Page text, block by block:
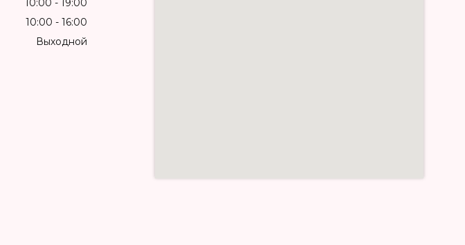
10:00
19:00
10:00
16:00
Выходной